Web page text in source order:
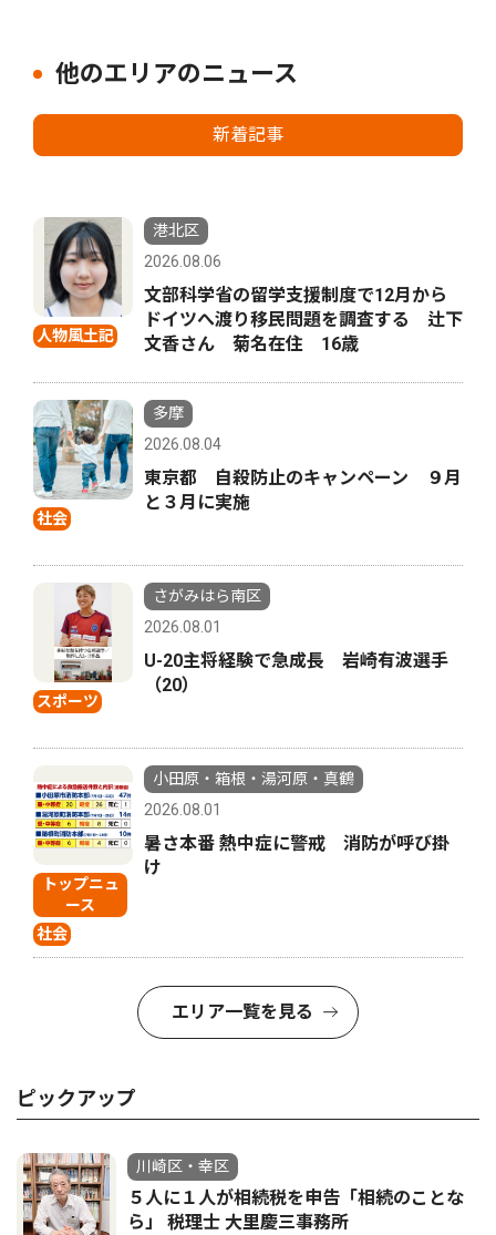
他のエリアのニュース
新着記事
人物風土記
港北区
2026.08.06
文部科学省の留学支援制度で12月から
ドイツへ渡り移民問題を調査する 辻下
文香さん 菊名在住 16歳
社会
多摩
2026.08.04
東京都 自殺防止のキャンペーン ９月
と３月に実施
スポーツ
さがみはら南区
2026.08.01
U-20主将経験で急成長 岩崎有波選手
（20）
トップニュ
ース
社会
小田原・箱根・湯河原・真鶴
2026.08.01
暑さ本番 熱中症に警戒 消防が呼び掛
け
エリア一覧を見る
ピックアップ
川崎区・幸区
５人に１人が相続税を申告「相続のことな
ら」 税理士 大里慶三事務所